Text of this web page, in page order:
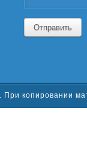
Отправить
копировании